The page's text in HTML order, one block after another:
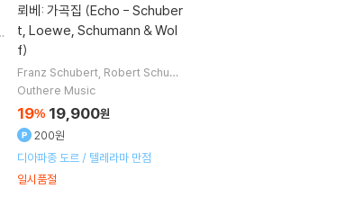
뢰베: 가곡집 (Echo - Schuber
t, Loewe, Schumann & Wol
f)
Franz Schubert Robert Schuma
nn Carl Loewe
Outhere Music
19% 19,900원
200원
디아파종 도르 / 텔레라마 만점
일시품절